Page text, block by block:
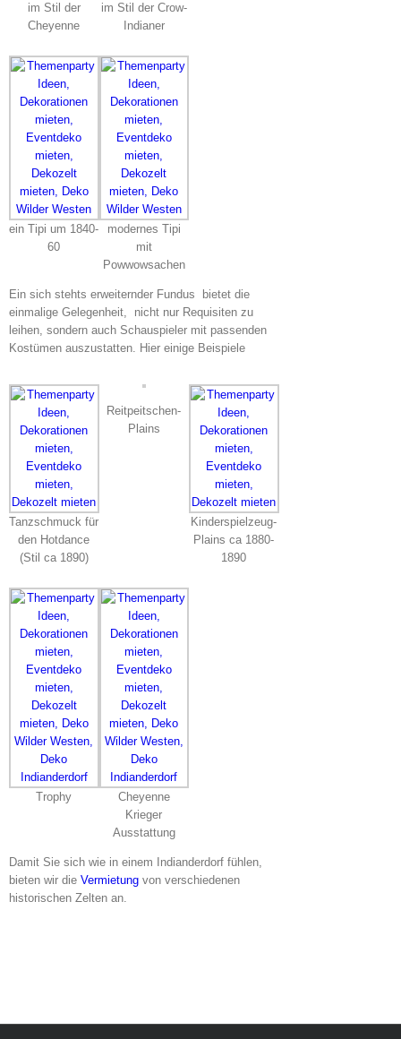
im Stil der
Cheyenne
im Stil der Crow-
Indianer
ein Tipi um 1840-
60
modernes Tipi
mit
Powwowsachen
Ein sich stehts erweiternder Fundus bietet die
einmalige Gelegenheit, nicht nur Requisiten zu
leihen, sondern auch Schauspieler mit passenden
Kostümen auszustatten. Hier einige Beispiele
Tanzschmuck für
den Hotdance
(Stil ca 1890)
Reitpeitschen-
Plains
Kinderspielzeug-
Plains ca 1880-
1890
Trophy
Cheyenne
Krieger
Ausstattung
Damit Sie sich wie in einem Indianderdorf fühlen,
bieten wir die Vermietung von verschiedenen
historischen Zelten an.